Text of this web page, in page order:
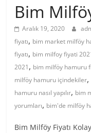
Bim
Aralık 19, 2020
fiyatı, bim market milföy
fiyatı, bim milfoy fiyati
2021, bim milföy hamuru
milföy hamuru içindekiler,
hamuru nasıl yapılır, bim
yorumları, bim'de milföy
Bim Milföy Fiyatı